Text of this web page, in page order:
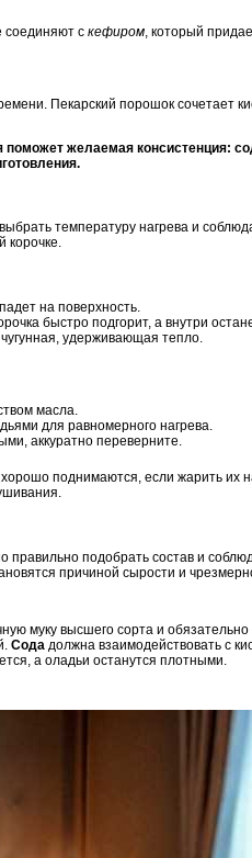
соединяют с кефиром , который
Пекарский порошок сочетает
поможет желаемая консистенция:
температуру нагрева и
корочке.
на поверхность.
быстро подгорит, а внутри
удерживающая тепло.
масла.
для равномерного нагрева.
аккуратно переверните.
поднимаются, если жарить их
подобрать состав и
причиной сырости и
муку высшего сорта и
Сода должна взаимодействовать с
а оладьи останутся плотными.